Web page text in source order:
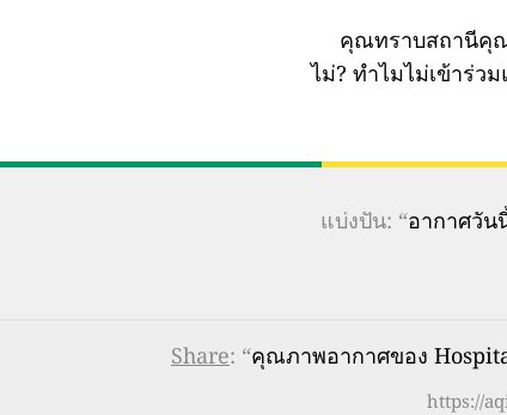
คุณทราบสถานีคุ
ไม่? ทำไมไม่เข้าร่ว
แบ่งปัน: “อากาศวัน
Share: “คุณภาพอากาศของ
https://